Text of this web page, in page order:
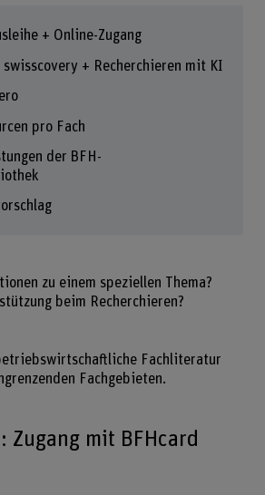
Fachliteratur
Fachgebieten.
Zugang mit BFHcard
+ Online-Zugang
swisscovery + Recherchieren mit KI
pro Fach
der BFH-
zu einem speziellen Thema?
beim Recherchieren?